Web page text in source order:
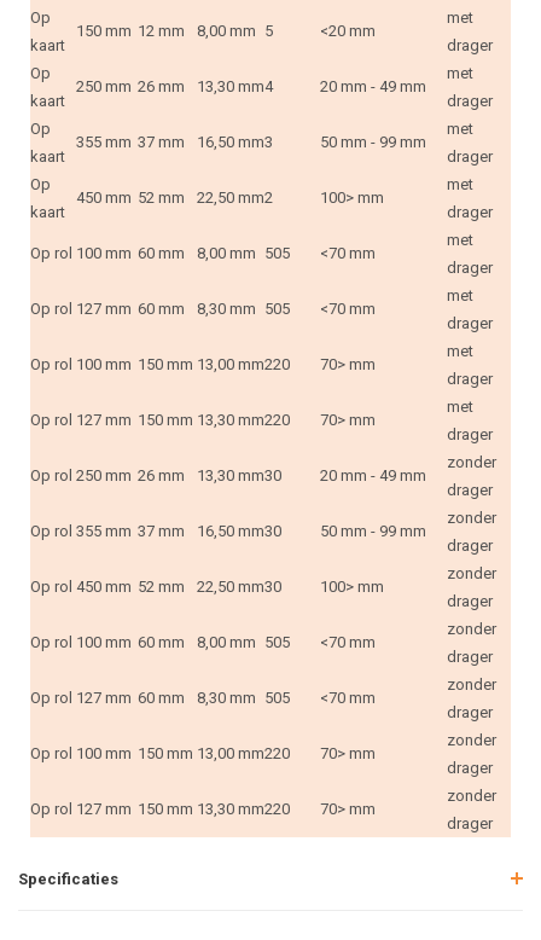
Op
kaart
150 mm 12 mm 8,00 mm 5 <20 mm
met
drager
Op
kaart
250 mm 26 mm 13,30 mm4 20 mm - 49 mm
met
drager
Op
kaart
355 mm 37 mm 16,50 mm3 50 mm - 99 mm
met
drager
Op
kaart
450 mm 52 mm 22,50 mm2 100> mm
met
drager
Op rol 100 mm 60 mm 8,00 mm 505 <70 mm
met
drager
Op rol 127 mm 60 mm 8,30 mm 505 <70 mm
met
drager
Op rol 100 mm 150 mm 13,00 mm220 70> mm
met
drager
Op rol 127 mm 150 mm 13,30 mm220 70> mm
met
drager
Op rol 250 mm 26 mm 13,30 mm30 20 mm - 49 mm
zonder
drager
Op rol 355 mm 37 mm 16,50 mm30 50 mm - 99 mm
zonder
drager
Op rol 450 mm 52 mm 22,50 mm30 100> mm
zonder
drager
Op rol 100 mm 60 mm 8,00 mm 505 <70 mm
zonder
drager
Op rol 127 mm 60 mm 8,30 mm 505 <70 mm
zonder
drager
Op rol 100 mm 150 mm 13,00 mm220 70> mm
zonder
drager
Op rol 127 mm 150 mm 13,30 mm220 70> mm
zonder
drager
Specificaties